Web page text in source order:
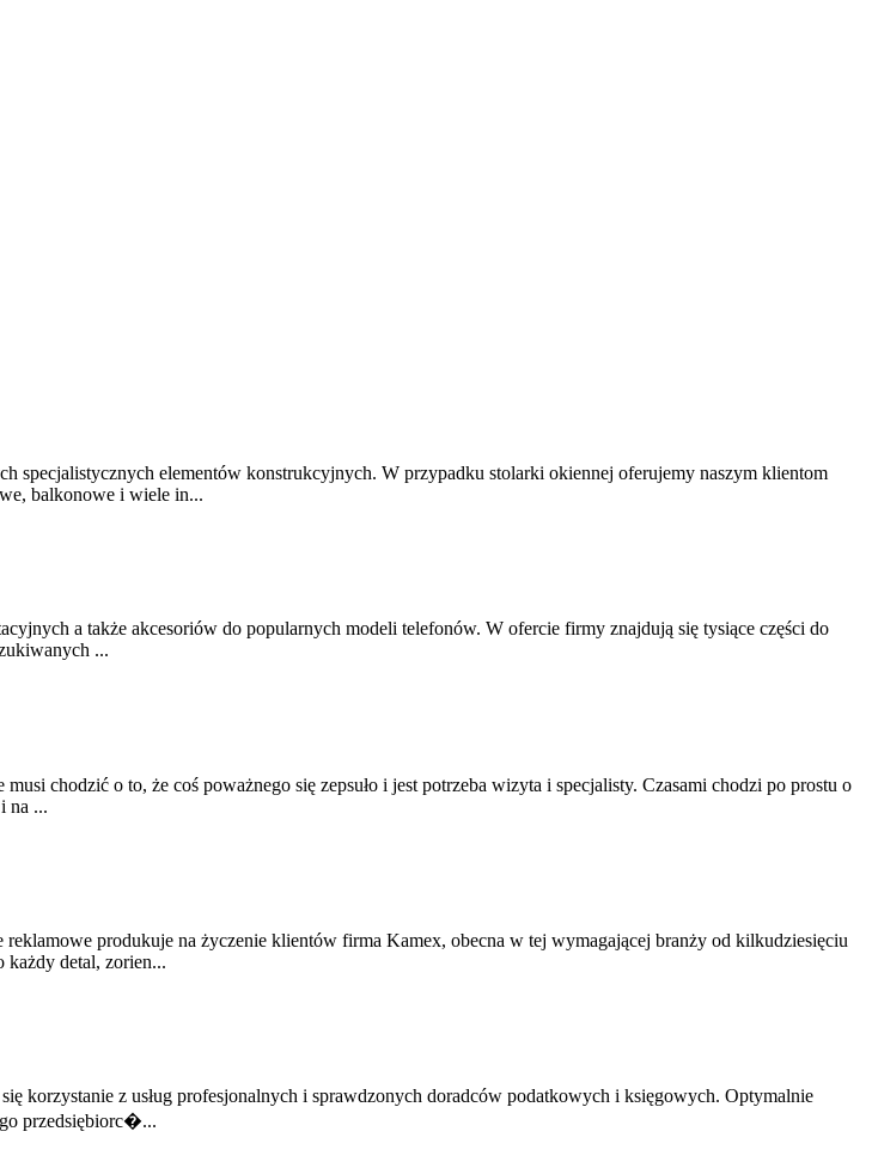
specjalistycznych elementów konstrukcyjnych. W przypadku stolarki okiennej oferujemy naszym klientom
balkonowe i wiele in...
a także akcesoriów do popularnych modeli telefonów. W ofercie firmy znajdują się tysiące części do
...
chodzić o to, że coś poważnego się zepsuło i jest potrzeba wizyta i specjalisty. Czasami chodzi po prostu o
na ...
produkuje na życzenie klientów firma Kamex, obecna w tej wymagającej branży od kilkudziesięciu
każdy detal, zorien...
korzystanie z usług profesjonalnych i sprawdzonych doradców podatkowych i księgowych. Optymalnie
przedsiębiorc�...